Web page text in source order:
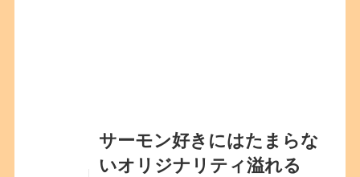
サーモン好きにはたまらな
いオリジナリティ溢れる